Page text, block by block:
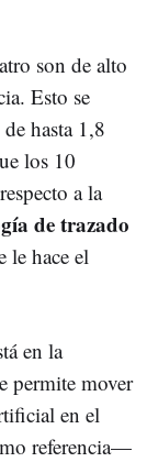
son de alto
Esto se
hasta 1,8
los 10
a la
de trazado
le hace el
en la
permite mover
en el
referencia—